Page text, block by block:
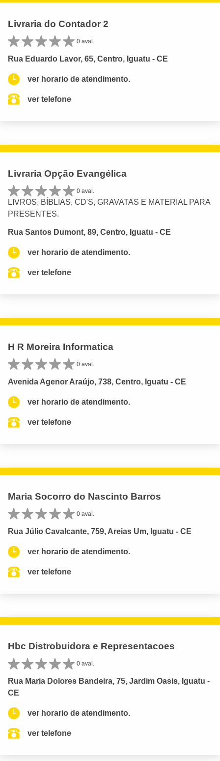
Livraria do Contador 2
0 aval.
Rua Eduardo Lavor, 65, Centro, Iguatu - CE
ver horario de atendimento.
ver telefone
Livraria Opção Evangélica
0 aval.
LIVROS, BÍBLIAS, CD'S, GRAVATAS E MATERIAL PARA
PRESENTES.
Rua Santos Dumont, 89, Centro, Iguatu - CE
ver horario de atendimento.
ver telefone
H R Moreira Informatica
0 aval.
Avenida Agenor Araújo, 738, Centro, Iguatu - CE
ver horario de atendimento.
ver telefone
Maria Socorro do Nascinto Barros
0 aval.
Rua Júlio Cavalcante, 759, Areias Um, Iguatu - CE
ver horario de atendimento.
ver telefone
Hbc Distrobuidora e Representacoes
0 aval.
Rua Maria Dolores Bandeira, 75, Jardim Oasis, Iguatu -
CE
ver horario de atendimento.
ver telefone